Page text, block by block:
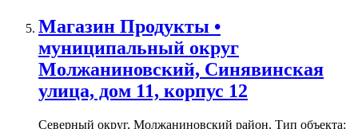
Магазин Продукты •
муниципальный округ
Молжаниновский, Синявинская
улица, дом 11, корпус 12
Северный округ, Молжаниновский район. Тип объекта: